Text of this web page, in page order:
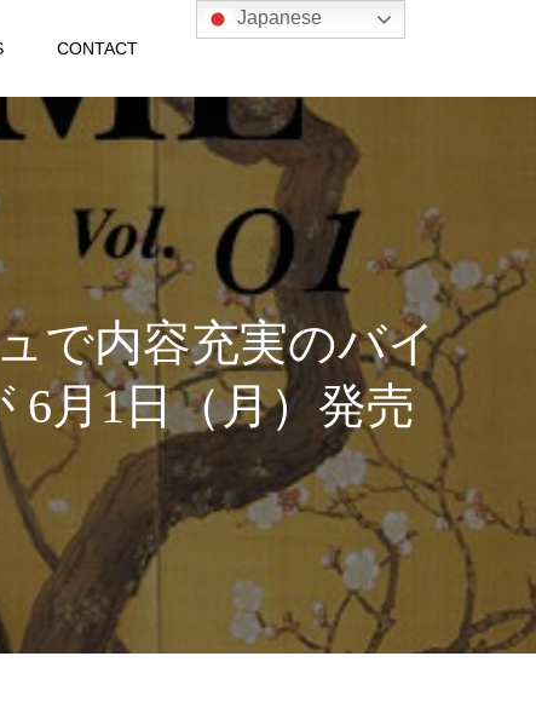
CONTACT
で内容充実のバイ
6月1日（月）発売
Japanese